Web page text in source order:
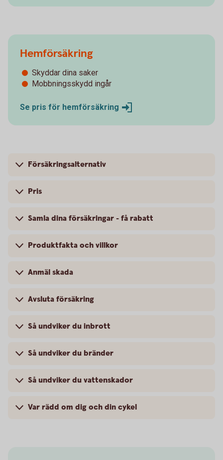
Hemförsäkring
Skyddar dina saker
Mobbningsskydd ingår
Se pris för hemförsäkring
Försäkringsalternativ
Pris
Samla dina försäkringar - få rabatt
Produktfakta och villkor
Anmäl skada
Avsluta försäkring
Så undviker du inbrott
Så undviker du bränder
Så undviker du vattenskador
Var rädd om dig och din cykel